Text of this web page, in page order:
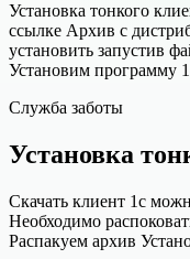
Установка тонкого
ссылке Архив с
установить запустив
Установим программу
Служба заботы
Установка
Скачать клиент 1с
Необходимо
Распакуем архив